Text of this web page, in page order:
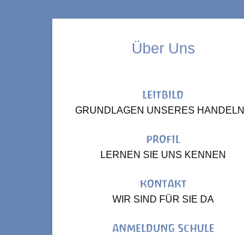
Über Uns
LEITBILD
GRUNDLAGEN UNSERES
PROFIL
LERNEN SIE UNS KENNEN
KONTAKT
WIR SIND FÜR SIE DA
ANMELDUNG SCHULE